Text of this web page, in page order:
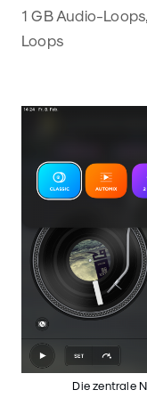
1 GB Audio-
Loops
Die zentrale